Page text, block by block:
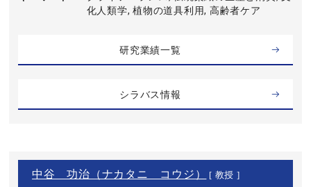
化人類学, 植物の道具利用, 高齢者ケア
研究業績一覧
シラバス情報
中谷 功治（ナカタニ コウジ） [ 教授 ]